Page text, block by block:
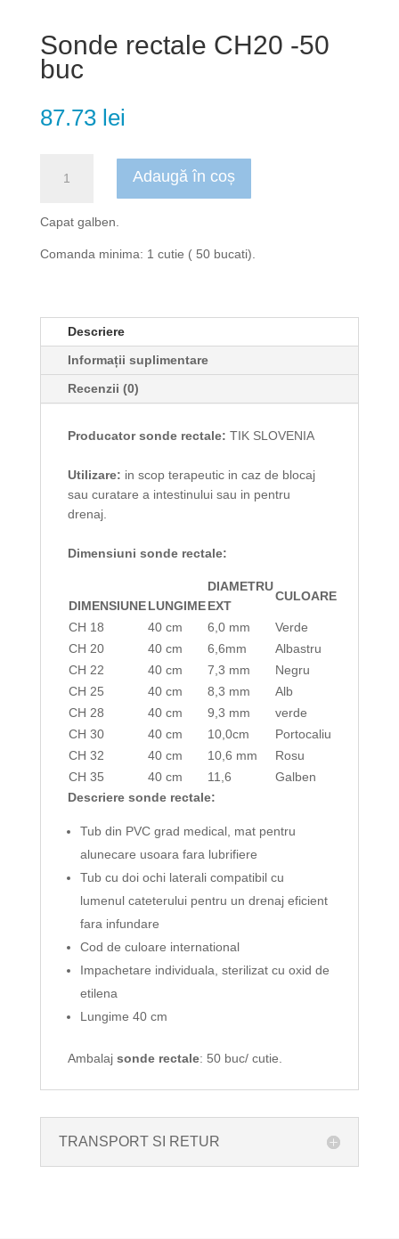
Sonde rectale CH20 -50
buc
87.73 lei
Sonde
CH20
buc
Adaugă în coș
Capat galben.
Comanda minima: 1 cutie ( 50 bucati).
Descriere
Informații suplimentare
Recenzii (0)
Producator sonde rectale: TIK SLOVENIA
Utilizare: in scop terapeutic in caz de blocaj
sau curatare a intestinului sau in pentru
drenaj.
Dimensiuni sonde rectale:
DIMENSIUNE LUNGIME
DIAMETRU
EXT
CULOARE
CH 18 40 cm 6,0 mm
Verde
CH 20
40 cm 6,6mm
Albastru
CH 22
40 cm 7,3 mm
Negru
CH 25
40 cm 8,3 mm
Alb
CH 28
40 cm 9,3 mm
verde
CH 30
40 cm 10,0cm
Portocaliu
CH 32
40 cm 10,6 mm
Rosu
CH 35
40 cm 11,6
Galben
Descriere sonde rectale:
Tub din PVC grad medical, mat pentru
alunecare usoara fara lubrifiere
Tub cu doi ochi laterali compatibil cu
lumenul cateterului pentru un drenaj eficient
fara infundare
Cod de culoare international
Impachetare individuala, sterilizat cu oxid de
etilena
Lungime 40 cm
Ambalaj sonde rectale: 50 buc/ cutie.
TRANSPORT SI RETUR